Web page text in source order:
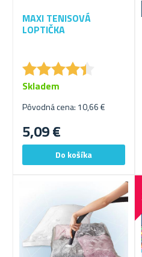
MAXI TENISOVÁ
LOPTIČKA
★★★★★
★★★★★
Pôvodná cena: 10,66 €
5,09 €
Skladem